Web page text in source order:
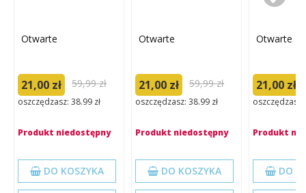
Otwarte
21,00 zł 59,99 zł
oszczędzasz: 38.99 zł
Produkt niedostępny
DO KOSZYKA
Otwarte
21,00 zł 59,99 zł
oszczędzasz: 38.99 zł
Produkt niedostępny
DO KOSZYKA
Otwarte
21,00 zł
oszczędzasz:
Produkt
DO